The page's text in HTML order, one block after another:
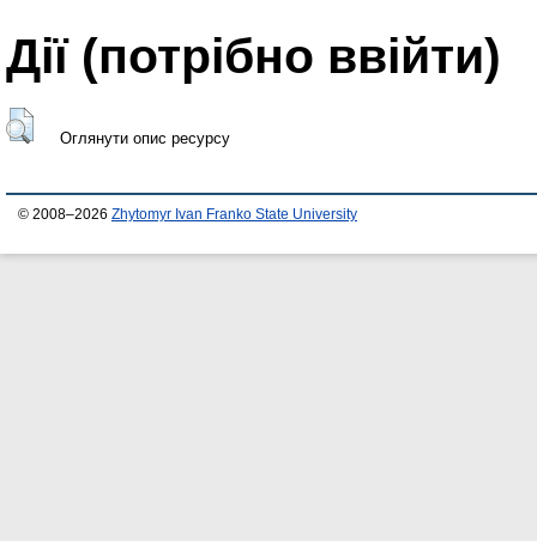
Дії ​​(потрібно ввійти)
Оглянути опис ресурсу
© 2008–2026 Zhytomyr Ivan Franko State University